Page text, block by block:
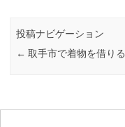
投稿ナビゲーション
← 取手市で着物を借りる